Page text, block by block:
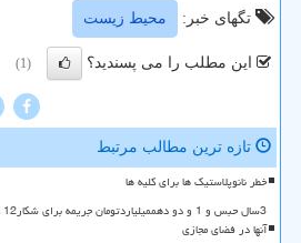
تگهای خبر:
محیط زیست
این مطلب را می پسندید؟ (1)
تازه ترین مطالب مرتبط
خطر نانوپلاستیک ها برای کلیه ها
آنها در فضای مجازی